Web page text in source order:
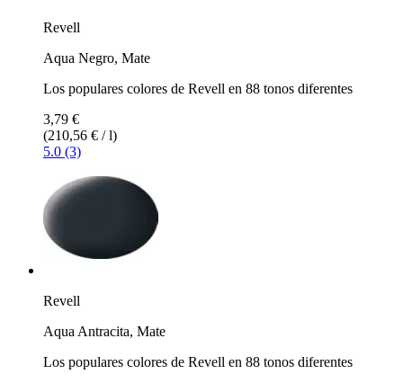
Revell
Aqua Negro, Mate
Los populares colores de Revell en 88 tonos diferentes
3,79 €
(210,56 € / l)
5.0 (3)
Revell
Aqua Antracita, Mate
Los populares colores de Revell en 88 tonos diferentes